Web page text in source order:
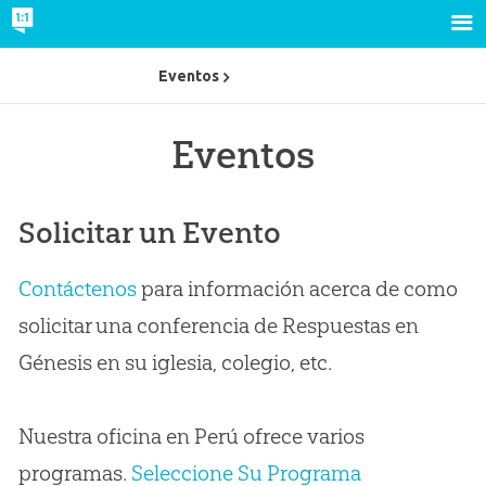
Eventos
Solicitar un Evento
Contáctenospara información acerca de como
solicitar una conferencia de Respuestas en
Génesis en su iglesia, colegio, etc.
Nuestra oficina en Perú ofrece varios
programas. Seleccione Su Programa
Eventos